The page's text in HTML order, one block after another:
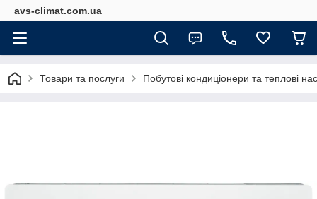
avs-climat.com.ua
Товари та послуги Побутові кондиціонери та теплові